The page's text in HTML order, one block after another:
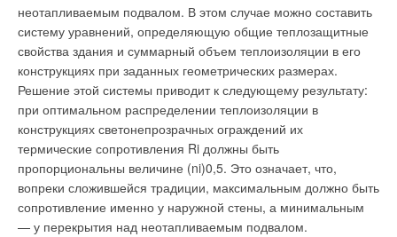
неотапливаемым подвалом. В этом случае можно составить
систему уравнений, определяющую общие теплозащитные
свойства здания и суммарный объем теплоизоляции в его
конструкциях при заданных геометрических размерах.
Решение этой системы приводит к следующему результату:
при оптимальном распределении теплоизоляции в
конструкциях светонепрозрачных ограждений их
термические сопротивления Ri должны быть
пропорциональны величине (ni)0,5. Это означает, что,
вопреки сложившейся традиции, максимальным должно быть
сопротивление именно у наружной стены, а минимальным
— у перекрытия над неотапливаемым подвалом.
Читайте по теме:
→ «Teplocom» и «Волна» на выставке «Aqua-Therm 2004»
ЖУРНАЛ СОК ФЕВРАЛЬ 2004
→
Полезные советы пользователям Комплексов
ЖУРНАЛ СОК ДЕКАБРЬ 2003
→
Как правильно выбрать компоненты Комплекса
«TEPLOCOM» для электропитания индивидуальных
систем отопления
ЖУРНАЛ СОК НОЯБРЬ 2003
→
Необходимые электрические характеристики систем
отопления для выбора Комплекса «TEPLOCOM»
ЖУРНАЛ СОК ОКТЯБРЬ 2003
Упрощенное понимание кондиционирования, как летнего
охлаждения воздуха, сменяется постепенно более
правильным, в котором задачей кондиционирования
является круглогодичное поддержание оптимального
микроклимата в обслуживаемых помещениях. На большей
части нашей страны эта задача не может быть выполнена
без возможности увлажнения воздуха в отопительный
период. Зимний уличный воздух с низким влагосодержанием,
попадая в здание, нагревается и его относительная
влажность снижается вплоть до 20%, что отрицательно
сказывается и на здоровье людей, и на электронной технике.
Если заказчик нашего условного особняка беспокоится о